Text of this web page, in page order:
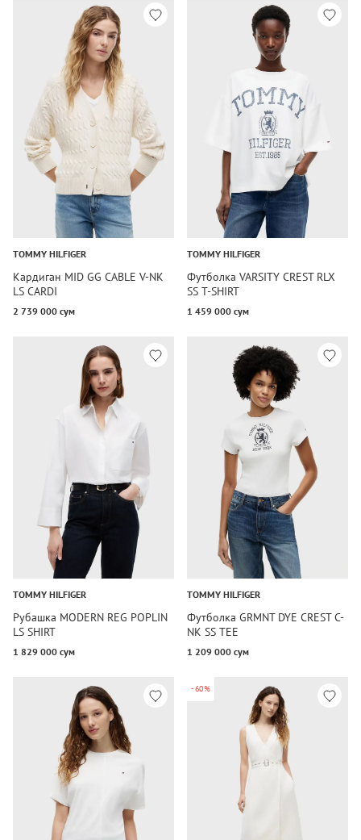
TOMMY HILFIGER
Кардиган MID GG CABLE V-NK
LS CARDI
2 739 000 сум
TOMMY HILFIGER
Футболка VARSITY CREST RLX
SS T-SHIRT
1 459 000 сум
TOMMY HILFIGER
Рубашка MODERN REG POPLIN
LS SHIRT
1 829 000 сум
TOMMY HILFIGER
Футболка GRMNT DYE CREST C-
NK SS TEE
1 209 000 сум
-60%